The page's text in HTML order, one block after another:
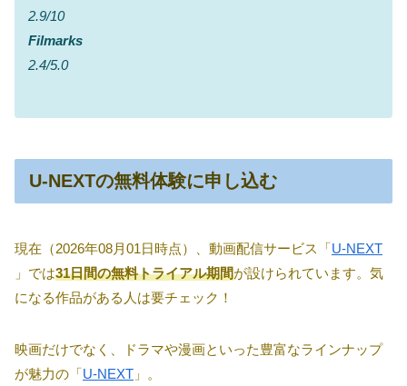
2.9/10
Filmarks
2.4/5.0
U-NEXTの無料体験に申し込む
現在（2026年08月01日時点）、動画配信サービス「U-NEXT
」では31日間の無料トライアル期間が設けられています。気
になる作品がある人は要チェック！
映画だけでなく、ドラマや漫画といった豊富なラインナップ
が魅力の「U-NEXT 」。